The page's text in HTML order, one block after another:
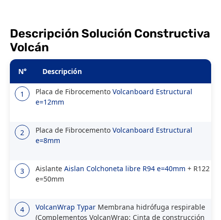
Descripción Solución Constructiva
Volcán
N° Descripción
1 Placa de Fibrocemento Volcanboard Estructural
e=12mm
2 Placa de Fibrocemento Volcanboard Estructural
e=8mm
3 Aislante Aislan Colchoneta libre R94 e=40mm + R122
e=50mm
4 VolcanWrap Typar Membrana hidrófuga respirable
(Complementos VolcanWrap: Cinta de construcción